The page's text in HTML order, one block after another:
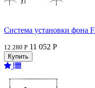
Система установки фона
12 280 Р 11 052 Р